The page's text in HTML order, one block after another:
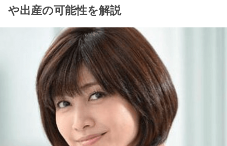
や出産の可能性を解説